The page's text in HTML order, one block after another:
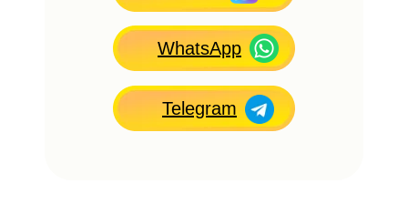
Telegram
WhatsApp